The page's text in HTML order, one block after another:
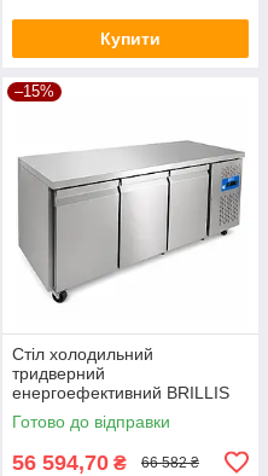
Купити
–15%
Стіл холодильний
тридверний
енергоефективний BRILLIS
GN3100TN
Готово до відправки
56 594,70 ₴ 66 582 ₴